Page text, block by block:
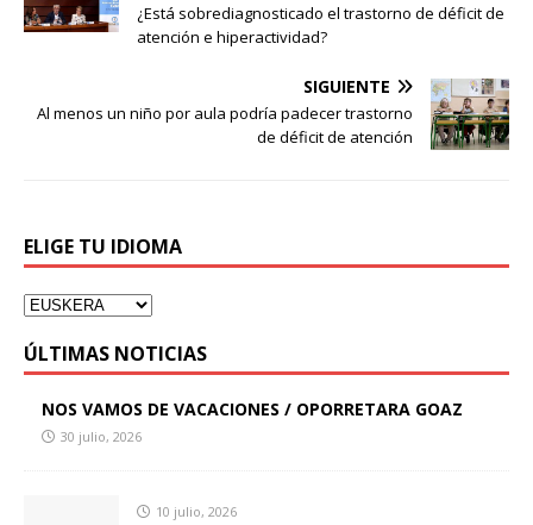
¿Está sobrediagnosticado el trastorno de déficit de
atención e hiperactividad?
SIGUIENTE
Al menos un niño por aula podría padecer trastorno
de déficit de atención
ELIGE TU IDIOMA
ÚLTIMAS NOTICIAS
NOS VAMOS DE VACACIONES / OPORRETARA GOAZ
30 julio, 2026
10 julio, 2026